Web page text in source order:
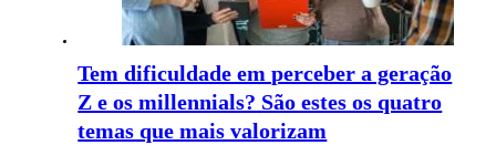
Tem dificuldade em perceber a geração
Z e os millennials? São estes os quatro
temas que mais valorizam